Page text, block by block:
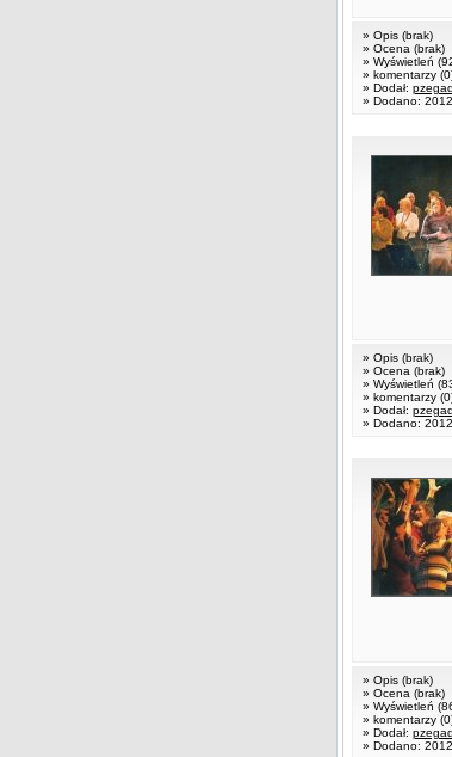
» Opis (brak)
» Ocena (brak)
» Wyświetleń
» komentarzy
» Dodał:
» Dodano:
» Opis (brak)
» Ocena (brak)
» Wyświetleń
» komentarzy
» Dodał:
» Dodano:
» Opis (brak)
» Ocena (brak)
» Wyświetleń
» komentarzy
» Dodał:
» Dodano: